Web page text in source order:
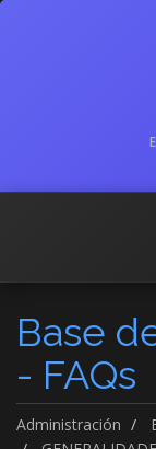
Base
- FAQs
Administración